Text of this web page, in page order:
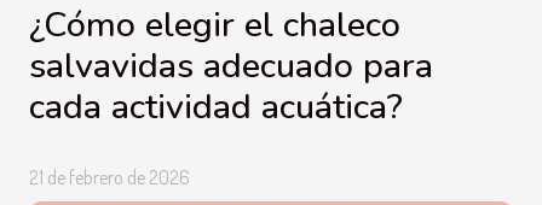
¿Cómo elegir el chaleco
salvavidas adecuado para
cada actividad acuática?
21 de febrero de 2026